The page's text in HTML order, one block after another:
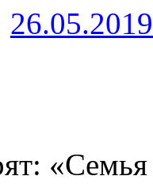
26.05.2019